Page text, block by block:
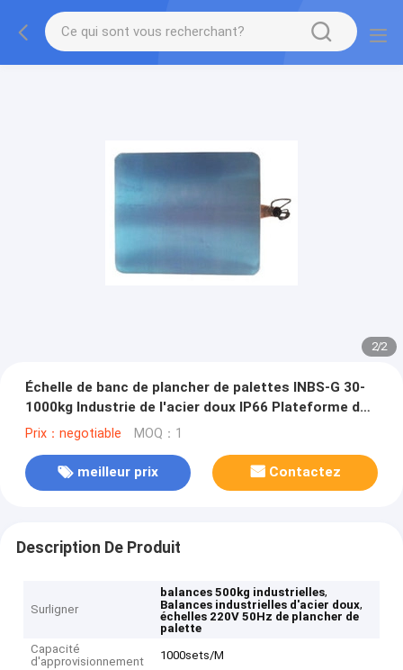
2/2
Échelle de banc de plancher de palettes INBS-G 30-
1000kg Industrie de l'acier doux IP66 Plateforme de
banc de poids Échelle 220V 50Hz IP65
Prix：negotiable MOQ：1
meilleur prix Contactez
Description De Produit
Surligner
balances 500kg industrielles,
Balances industrielles d'acier doux,
échelles 220V 50Hz de plancher de
palette
Capacité
d'approvisionnement
1000sets/M